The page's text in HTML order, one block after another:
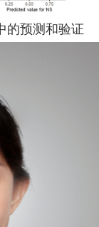
的预测和验证